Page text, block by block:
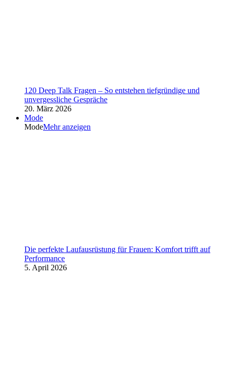
120 Deep Talk Fragen – So entstehen tiefgründige und
unvergessliche Gespräche
20. März 2026
Mode
ModeMehr anzeigen
Die perfekte Laufausrüstung für Frauen: Komfort trifft auf
Performance
5. April 2026